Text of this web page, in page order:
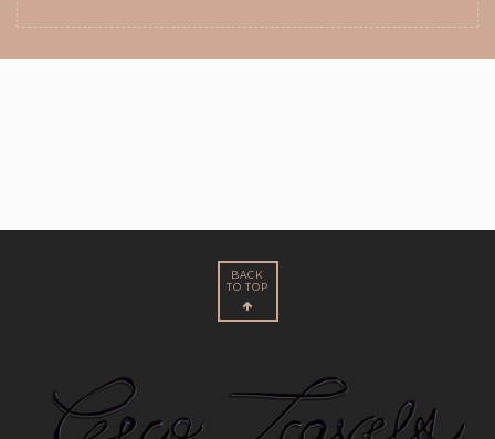
BACK
TO TOP